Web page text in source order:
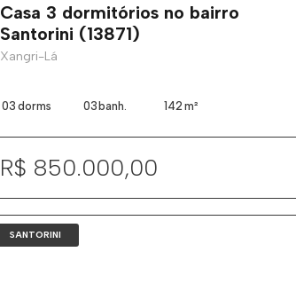
Casa 3 dormitórios no bairro
Santorini (13871)
Xangri-Lá
03 dorms 03 banh. 142 m²
R$ 850.000,00
SANTORINI